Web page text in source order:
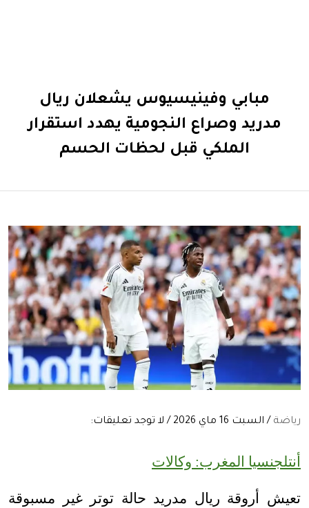
مبابي وفينيسيوس يشعلان ريال
مدريد وصراع النجومية يهدد استقرار
الملكي قبل لحظات الحسم
رياضة / السبت 16 ماي 2026 / لا توجد تعليقات:
أنتلجنسيا المغرب: وكالات
تعيش أروقة ريال مدريد حالة توتر غير مسبوقة